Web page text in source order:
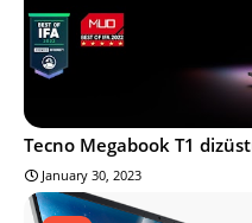
Tecno Megabook T1
January 30, 2023